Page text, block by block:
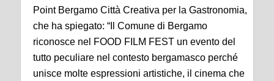
Point Bergamo Città Creativa per la Gastronomia,
che ha spiegato: “Il Comune di Bergamo
riconosce nel FOOD FILM FEST un evento del
tutto peculiare nel contesto bergamasco perché
unisce molte espressioni artistiche, il cinema che